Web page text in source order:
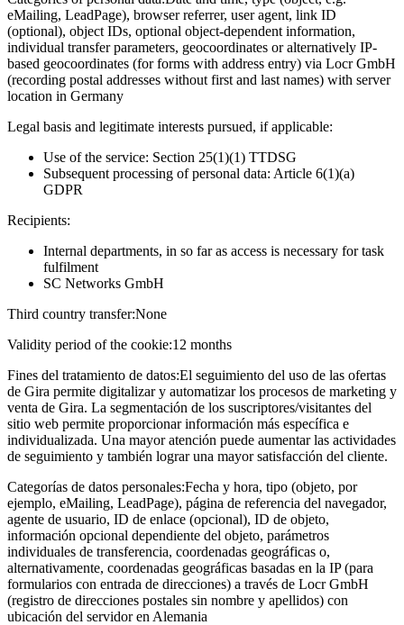
eMailing, LeadPage), browser referrer, user agent, link ID
(optional), object IDs, optional object-dependent information,
individual transfer parameters, geocoordinates or alternatively IP-
based geocoordinates (for forms with address entry) via Locr GmbH
(recording postal addresses without first and last names) with server
location in Germany
Legal basis and legitimate interests pursued, if applicable:
Use of the service: Section 25(1)(1) TTDSG
Subsequent processing of personal data: Article 6(1)(a)
GDPR
Recipients:
Internal departments, in so far as access is necessary for task
fulfilment
SC Networks GmbH
Third country transfer:None
Validity period of the cookie:12 months
Fines del tratamiento de datos:El seguimiento del uso de las ofertas
de Gira permite digitalizar y automatizar los procesos de marketing y
venta de Gira. La segmentación de los suscriptores/visitantes del
sitio web permite proporcionar información más específica e
individualizada. Una mayor atención puede aumentar las actividades
de seguimiento y también lograr una mayor satisfacción del cliente.
Categorías de datos personales:Fecha y hora, tipo (objeto, por
ejemplo, eMailing, LeadPage), página de referencia del navegador,
agente de usuario, ID de enlace (opcional), ID de objeto,
información opcional dependiente del objeto, parámetros
individuales de transferencia, coordenadas geográficas o,
alternativamente, coordenadas geográficas basadas en la IP (para
formularios con entrada de direcciones) a través de Locr GmbH
(registro de direcciones postales sin nombre y apellidos) con
ubicación del servidor en Alemania